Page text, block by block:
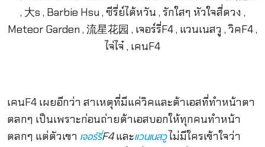
เคนF4 เผยอีกว่า สาเหตุที่มีแค่วิคและต้าเอสที่ทำหน้าตา
ตลกๆ เป็นเพราะก่อนถ่ายต้าเอสบอกให้ทุกคนทำหน้า
ตลกๆ แต่ตัวเขา เจอร์รี่F4และแวนเนสวูไม่มีใครเข้าใจว่า